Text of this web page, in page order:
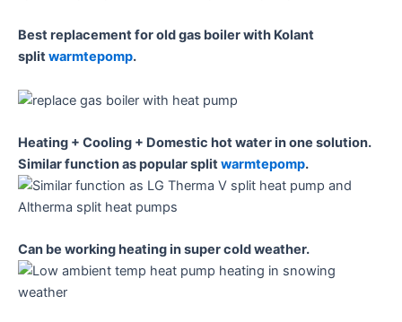
Best replacement for old gas boiler with Kolant
splitwarmtepomp.
Heating + Cooling + Domestic hot water in one solution.
Similar function as popular splitwarmtepomp.
Can be working heating in super cold weather.